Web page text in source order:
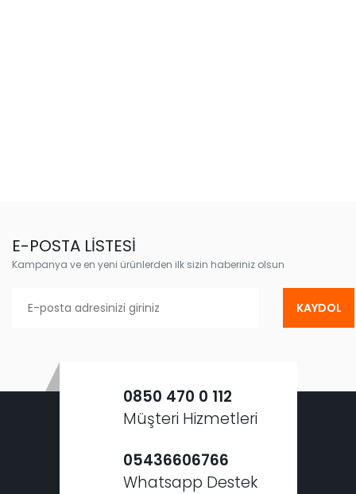
E-POSTA LİSTESİ
Kampanya ve en yeni ürünlerden ilk sizin haberiniz olsun
KAYDOL
0850 470 0 112
Müşteri Hizmetleri
05436606766
Whatsapp Destek